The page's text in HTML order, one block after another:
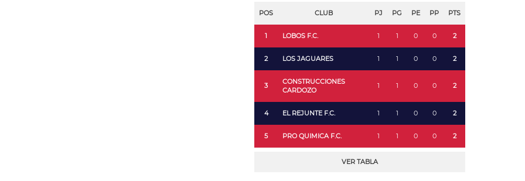
POS CLUB PJ PG PE PP PTS
1 LOBOS F.C. 1 1 0 0 2
2 LOS JAGUARES 1 1 0 0 2
3
CONSTRUCCIONES
CARDOZO
1 1 0 0 2
4 EL REJUNTE F.C. 1 1 0 0 2
5 PRO QUIMICA F.C. 1 1 0 0 2
VER TABLA